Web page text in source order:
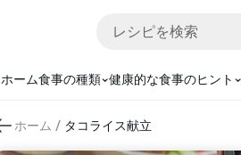
ホーム食事の種類 健康的な食事のヒント
ホーム / タコライス献立